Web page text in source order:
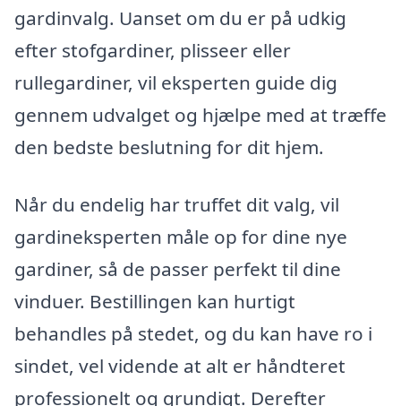
gardinvalg. Uanset om du er på udkig
efter stofgardiner, plisseer eller
rullegardiner, vil eksperten guide dig
gennem udvalget og hjælpe med at træffe
den bedste beslutning for dit hjem.
Når du endelig har truffet dit valg, vil
gardineksperten måle op for dine nye
gardiner, så de passer perfekt til dine
vinduer. Bestillingen kan hurtigt
behandles på stedet, og du kan have ro i
sindet, vel vidende at alt er håndteret
professionelt og grundigt. Derefter